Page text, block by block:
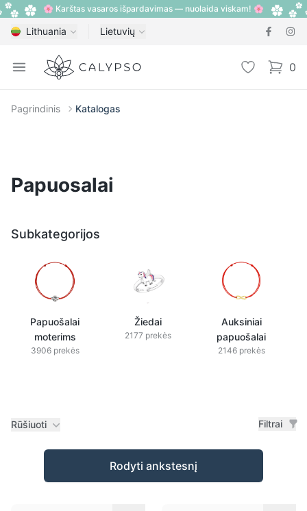
🌸 Karštas vasaros išpardavimas — nuolaida viskam! 🌸
Lithuania Lietuvių
Open menu
Calypso 0
items
Pagrindinis Katalogas
Papuosalai
Subkategorijos
Papuošalai
moterims
3906 prekės
Žiedai
2177 prekės
Auksiniai
papuošalai
2146 prekės
Rūšiuoti Filtrai
Prekės
Rodyti ankstesnį